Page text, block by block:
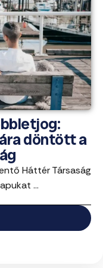
döntött a
Háttér Társaság
...